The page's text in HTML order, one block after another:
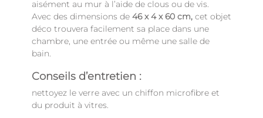
aisément au mur à l’aide de clous ou de vis.
Avec des dimensions de 46 x 4 x 60 cm, cet objet
déco trouvera facilement sa place dans une
chambre, une entrée ou même une salle de
bain.
Conseils d’entretien :
nettoyez le verre avec un chiffon microfibre et
du produit à vitres.